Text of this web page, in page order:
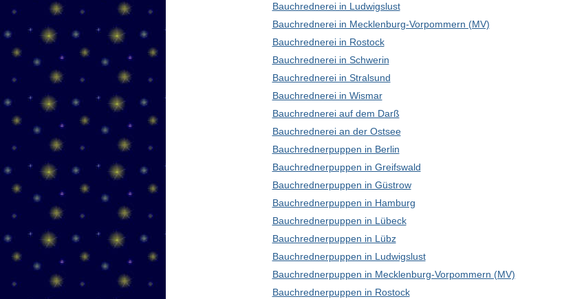
Bauchrednerei in Ludwigslust
Bauchrednerei in Mecklenburg-Vorpommern (MV)
Bauchrednerei in Rostock
Bauchrednerei in Schwerin
Bauchrednerei in Stralsund
Bauchrednerei in Wismar
Bauchrednerei auf dem Darß
Bauchrednerei an der Ostsee
Bauchrednerpuppen in Berlin
Bauchrednerpuppen in Greifswald
Bauchrednerpuppen in Güstrow
Bauchrednerpuppen in Hamburg
Bauchrednerpuppen in Lübeck
Bauchrednerpuppen in Lübz
Bauchrednerpuppen in Ludwigslust
Bauchrednerpuppen in Mecklenburg-Vorpommern (MV)
Bauchrednerpuppen in Rostock